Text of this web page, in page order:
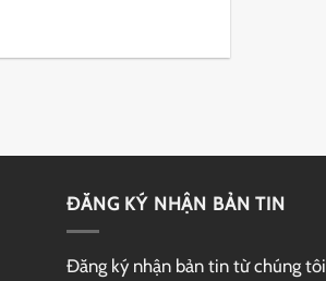
ĐĂNG KÝ NHẬN BẢN TIN
Đăng ký nhận bản tin từ chúng tôi